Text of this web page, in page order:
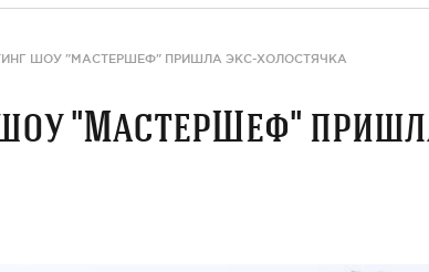
ШОУ "МАСТЕРШЕФ" ПРИШЛА ЭКС-ХОЛОСТЯЧКА
"МастерШеф"